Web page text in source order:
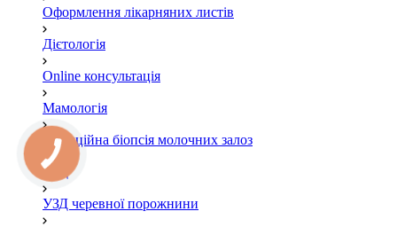
Оформлення лікарняних листів
Дієтологія
Online консультація
Мамологія
Пункційна біопсія молочних залоз
УЗД
УЗД черевної порожнини